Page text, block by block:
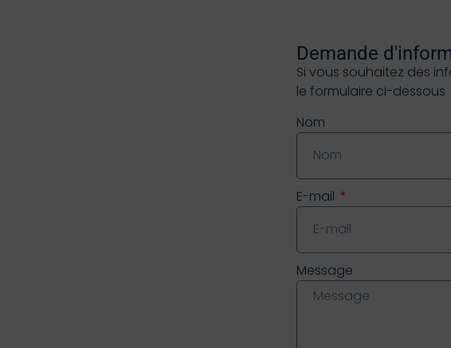
Demande
Si vous souhaitez des
le formulaire ci-dessous
Nom
E-mail
Message